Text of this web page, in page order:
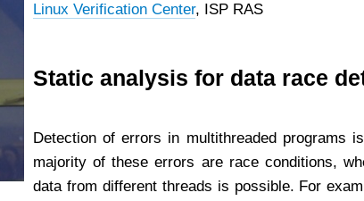
Linux Verification Center, ISP RAS
Static analysis for data race
Detection of errors in multithreaded programs
majority of these errors are race conditions,
data from different threads is possible. For